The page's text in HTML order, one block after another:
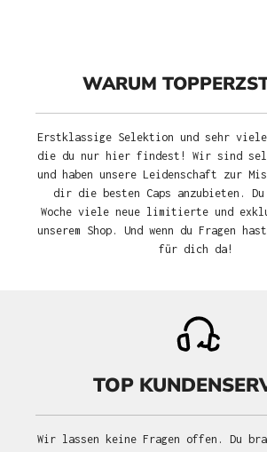
WARUM
Erstklassige Selektion und sehr viele
die du nur hier findest! Wir sind
und haben unsere Leidenschaft zur
dir die besten Caps anzubieten.
Woche viele neue limitierte und
unserem Shop. Und wenn du Fragen
für dich da!
TOP
Wir lassen keine Fragen offen. Du